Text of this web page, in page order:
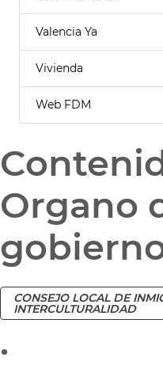
Valencia Ya
Vivienda
Web FDM
Organo
CONSEJO LOCAL DE
INTERCULTURALIDAD
.